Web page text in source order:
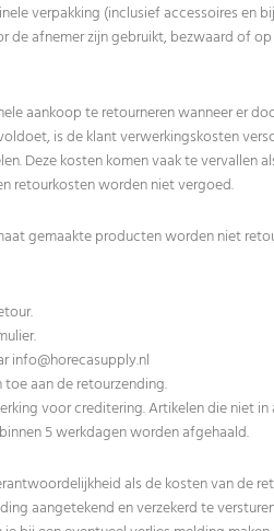
verpakking (inclusief accessoires en
de afnemer zijn gebruikt, bezwaard of
aankoop te retourneren wanneer er
is de klant verwerkingskosten
Deze kosten komen vaak te vervallen
retourkosten worden niet vergoed.
gemaakte producten worden niet
info@horecasupply.nl
aan de retourzending.
voor creditering. Artikelen die niet in
5 werkdagen worden afgehaald.
als de kosten van de
aangetekend en verzekerd te